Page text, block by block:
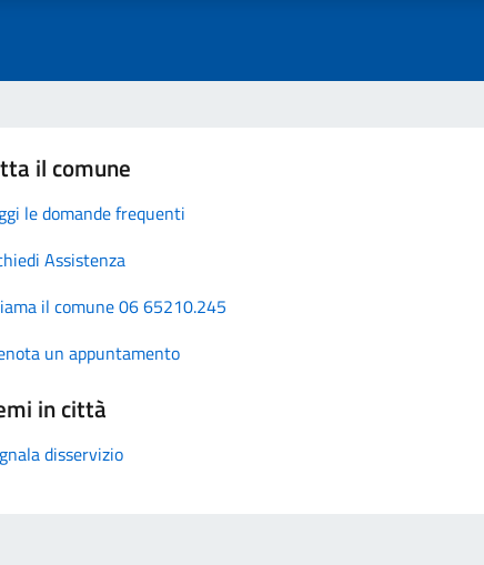
il comune
le domande frequenti
Assistenza
il comune 06 65210.245
un appuntamento
in città
disservizio